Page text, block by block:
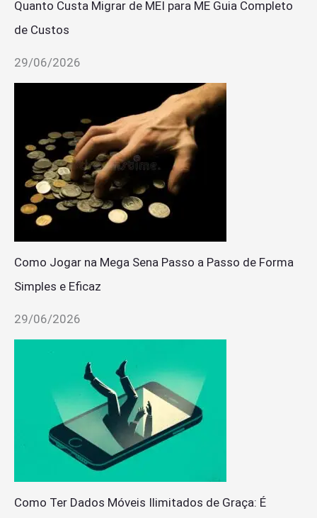
Quanto Custa Migrar de MEI para ME Guia Completo
de Custos
29/06/2026
Como Jogar na Mega Sena Passo a Passo de Forma
Simples e Eficaz
29/06/2026
Como Ter Dados Móveis Ilimitados de Graça: É